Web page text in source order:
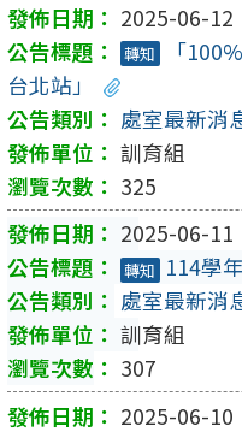
2025-06-12
轉知
「
台北站」
處室最新消
訓育組
325
2025-06-11
轉知 114學
處室最新消
訓育組
307
2025-06-10